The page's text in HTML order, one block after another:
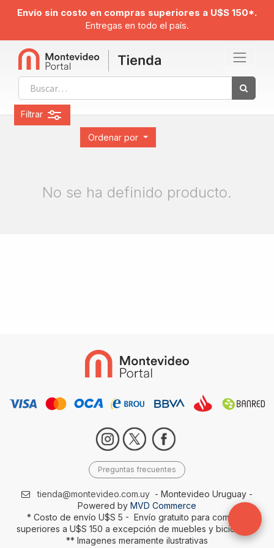
Envío sin costo en compras superiores a U$S 150*.
Entregas en todo el país.
Ordenar por
Filtrar
No se ha definido producto.
Preguntas frecuentes
tienda@montevideo.com.uy - Montevideo Uruguay -
Powered by MVD Commerce
* Costo de envío U$S 5 - Envío gratuito para compras
superiores a U$S 150 a excepción de muebles y bicicletas-
** Imagenes meramente ilustrativas